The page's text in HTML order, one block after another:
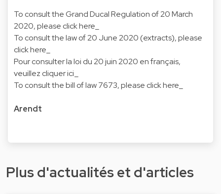
To consult the Grand Ducal Regulation of 20 March
2020, please click here
To consult the law of 20 June 2020 (extracts), please
click here
Pour consulter la loi du 20 juin 2020 en français,
veuillez cliquer ici
To consult the bill of law 7673, please click here_
Arendt
Plus d'actualités et d'articles